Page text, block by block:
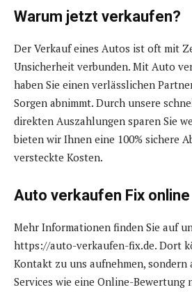
Warum jetzt verkaufen?
Der Verkauf eines Autos ist oft mit
Unsicherheit verbunden. Mit Auto
haben Sie einen verlässlichen
Sorgen abnimmt. Durch unsere
direkten Auszahlungen sparen Sie
bieten wir Ihnen eine 100% sichere
versteckte Kosten.
Auto verkaufen Fix online
Mehr Informationen finden Sie auf
https://auto-verkaufen-fix.de. Dort
Kontakt zu uns aufnehmen, sondern
Services wie eine Online-Bewertung